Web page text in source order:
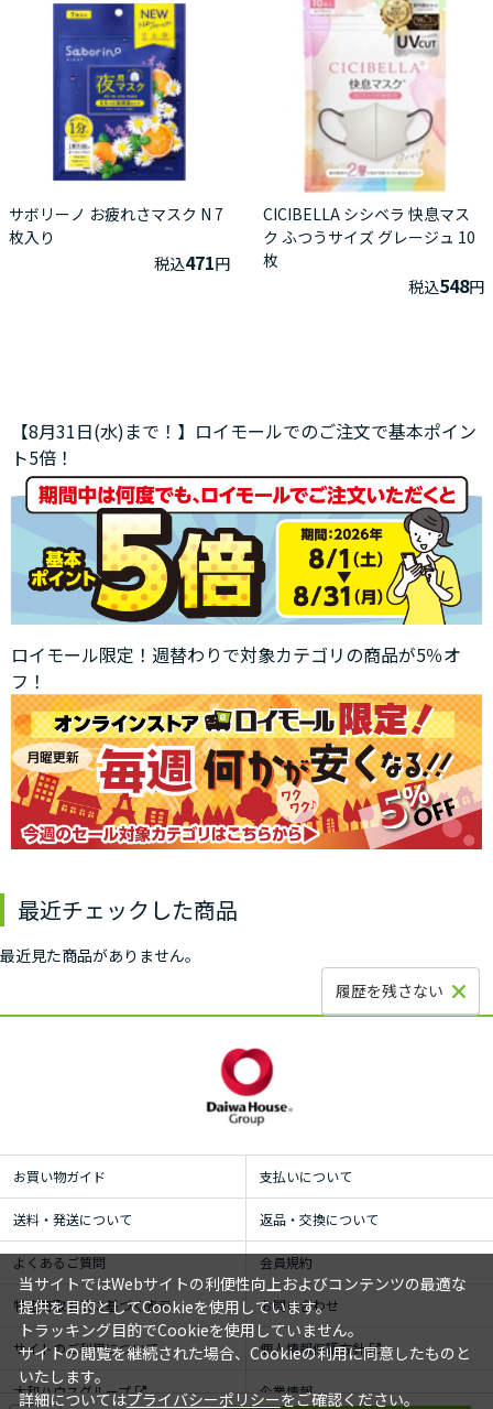
サボリーノ お疲れさマスク N 7
枚入り
税込471円
CICIBELLA シシベラ 快息マス
ク ふつうサイズ グレージュ 10
枚
税込548円
【8月31日(水)まで！】ロイモールでのご注文で基本ポイン
ト5倍！
ロイモール限定！週替わりで対象カテゴリの商品が5％オ
フ！
最近チェックした商品
最近見た商品がありません。
履歴を残さない
お買い物ガイド 支払いについて
送料・発送について 返品・交換について
よくあるご質問 会員規約
特定商取引法に基づく表示 お問い合わせ
サイトのご利用について 個人情報保護方針
大和ハウスグループ 企業情報
当サイトではWebサイトの利便性向上およびコンテンツの最適な
提供を目的としてCookieを使用しています。
トラッキング目的でCookieを使用していません。
サイトの閲覧を継続された場合、Cookieの利用に同意したものと
いたします。
詳細についてはプライバシーポリシーをご確認ください。